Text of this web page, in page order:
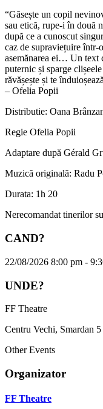
“Găsește un copil
sau etică, rupe-i în două
după ce a cunoscut
caz de supraviețuire într-
asemănarea ei… Un text
puternic și sparge
răvășește și te
– Ofelia Popii
Distributie: Oana
Regie Ofelia Popii
Adaptare după Gérald
Muzică originală: Radu
Durata: 1h 20
Nerecomandat tinerilor
CAND?
22/08/2026 8:00 pm -
UNDE?
FF Theatre
Centru Vechi, Smardan 5
Other Events
Organizator
FF Theatre